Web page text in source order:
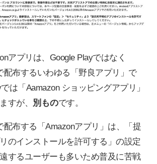
アプリは、Google Playではなく
配布するいわゆる「野良アプリ」で
は「Aamazon ショッピングアプリ」
すが、 別ものです。
配布する「Amazonアプリ」は、「提
のインストールを許可する」の設定
するユーザーも多いため普及に苦戦